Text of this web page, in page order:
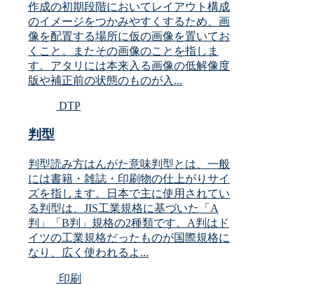
作成の初期段階においてレイアウト構成
のイメージをつかみやすくするため、画
像を配置する場所に仮の画像を置いてお
くこと。またその画像のことを指しま
す。アタリには本来入る画像の低解像度
版や補正前の状態のものが入...
DTP
判型
判型読み方はんがた意味判型とは、一般
には書籍・雑誌・印刷物の仕上がりサイ
ズを指します。日本で主に使用されてい
る判型は、JIS工業規格に基づいた「A
判」「B判」規格の2種類です。A判はド
イツの工業規格だったものが国際規格に
なり、広く使われるよ...
印刷